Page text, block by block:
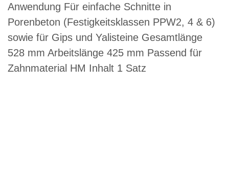
Anwendung Für einfache Schnitte in
Porenbeton (Festigkeitsklassen PPW2, 4 & 6)
sowie für Gips und Yalisteine Gesamtlänge
528 mm Arbeitslänge 425 mm Passend für
Zahnmaterial HM Inhalt 1 Satz